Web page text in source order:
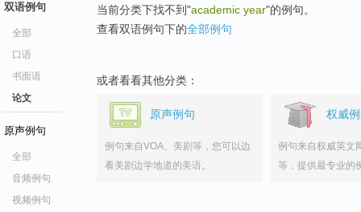
双语例句
全部
口语
书面语
论文
原声例句
全部
音频例句
视频例句
当前分类下找不到"academic year"的例句。
查看双语例句下的全部例句
或者看看其他分类：
原声例句
例句来自VOA、美剧等，您可以边
看美剧边学地道的美语。
权威
例句来自权威英文
等，提供最专业的